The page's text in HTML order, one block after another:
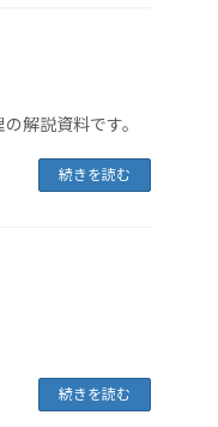
解説資料です。
続きを読む
続きを読む